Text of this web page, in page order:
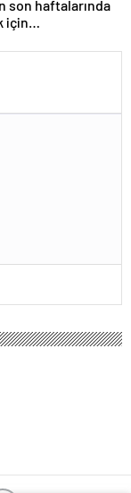
son haftalarında
için…